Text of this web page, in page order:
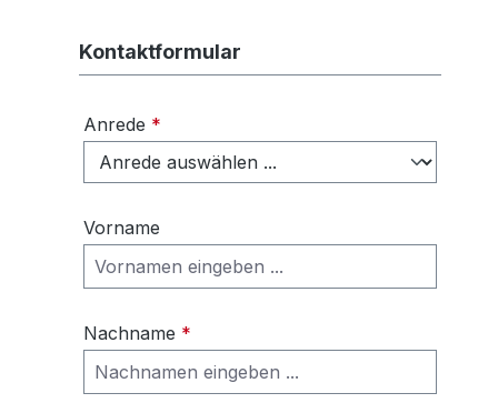
Kontaktformular
Anrede *
Vorname
Nachname *